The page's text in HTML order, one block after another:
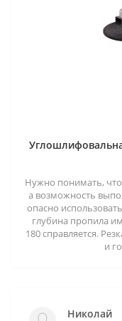
Нужно понимать,
а возможность
опасно
глубина пропила
180 справляется.
и
Николай